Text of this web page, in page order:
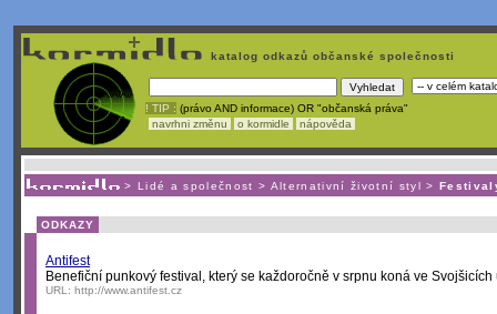
katalog odkazů občanské společnosti
! TIP : (právo AND informace) OR "občanská práva"
navrhni změnu
o kormidle nápověda
> Lidé a společnost > Alternativní životní styl >
ODKAZY
Antifest
Benefiční punkový festival, který se každoročně v srpnu koná ve Svojšicích
URL: http://www.antifest.cz